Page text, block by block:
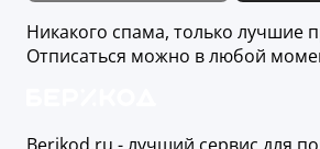
Никакого спама, только лучшие
Отписаться можно в любой